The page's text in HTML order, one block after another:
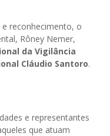
reconhecimento, o
Rôney Nemer,
da Vigilância
Cláudio Santoro.
e representantes
que atuam